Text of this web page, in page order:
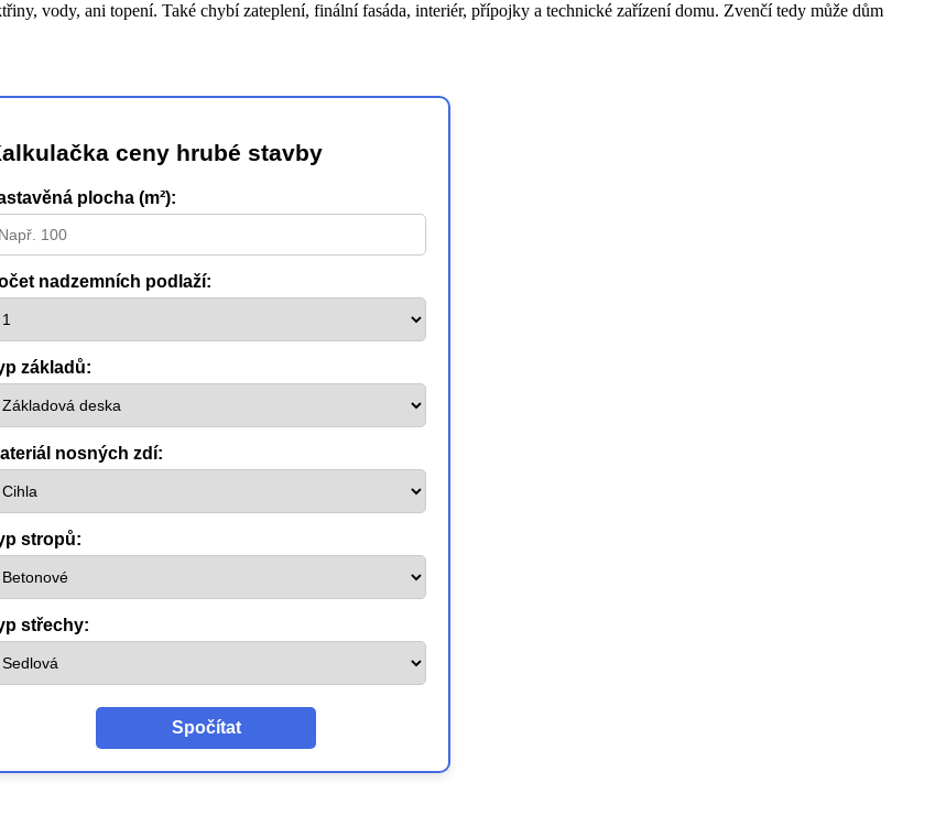
vody, ani topení. Také chybí zateplení, finální fasáda, interiér, přípojky a technické zařízení domu. Zvenčí tedy může dům
ceny hrubé stavby
plocha (m²):
nadzemních podlaží:
základů:
nosných zdí:
stropů:
střechy:
Spočítat